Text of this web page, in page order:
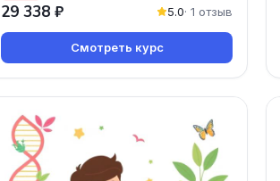
29 338 ₽ 5.0· 1 отзыв
Смотреть курс